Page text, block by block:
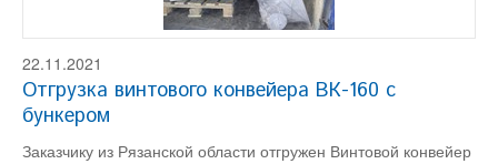
22.11.2021
Отгрузка винтового конвейера ВК-160 с
бункером
Заказчику из Рязанской области отгружен Винтовой конвейер